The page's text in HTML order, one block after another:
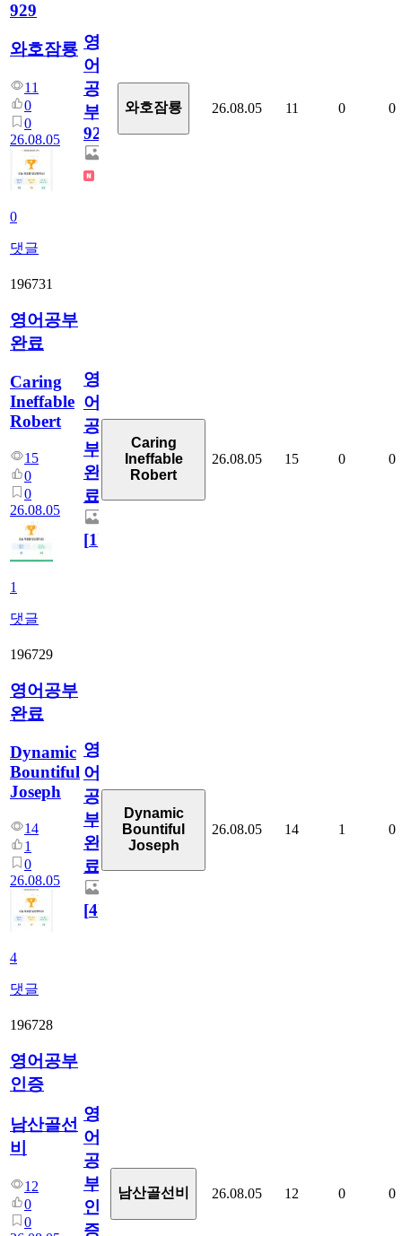
929
와호잠룡
11
0
0
26.08.05
0
댓글
영
어
공
부
929
와호잠룡 26.08.05 11 0 0
196731
영어공부
완료
Caring
Ineffable
Robert
15
0
0
26.08.05
1
댓글
영
어
공
부
완
료
[1]
Caring
Ineffable
Robert
26.08.05 15 0 0
196729
영어공부
완료
Dynamic
Bountiful
Joseph
14
1
0
26.08.05
4
댓글
영
어
공
부
완
료
[4]
Dynamic
Bountiful
Joseph
26.08.05 14 1 0
196728
영어공부
인증
남산골선
비
12
0
0
영
어
공
부
인
증
남산골선비 26.08.05 12 0 0